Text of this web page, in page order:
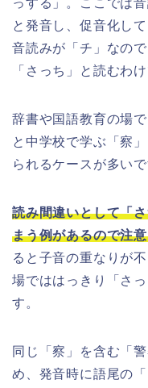
っする」。ここでは
と発音し、促音化し
音読みが「チ」なの
「さっち」と読むわけ
辞書や国語教育の場
と中学校で学ぶ「察
られるケースが多いで
読み間違いとして「
まう例があるので注
ると子音の重なりが
場でははっきり「さ
す。
同じ「察」を含む「
め、発音時に語尾の